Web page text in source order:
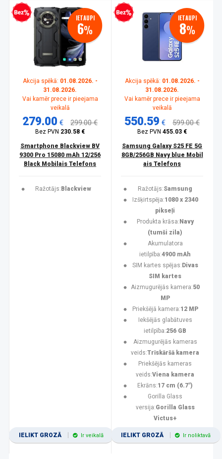
kredīts IETAUPI
6%
Akcija spēkā: 01.08.2026. -
31.08.2026.
Vai kamēr prece ir pieejama
veikalā
279.00 € 299.00 €
Bez PVN 230.58 €
Smartphone Blackview BV
9300 Pro 15080 mAh 12/256
Black Mobilais Telefons
Ražotājs: Blackview
IELIKT GROZĀ Ir veikalā
Bezprocentu kredīts IETAUPI
8%
Akcija spēkā: 01.08.2026. -
31.08.2026.
Vai kamēr prece ir pieejama
veikalā
550.59 € 599.00 €
Bez PVN455.03 €
Samsung Galaxy S25 FE 5G
8GB/256GB Navy blue Mobil
ais Telefons
Ražotājs:Samsung
Izšķirtspēja:1080 x 2340
pikseļi
Produkta krāsa: Navy
(tumši zila)
Akumulatora
ietilpība:4900 mAh
SIM kartes spējas: Divas
SIM kartes
Aizmugurējās kamera:50
MP
Priekšējā kamera:12 MP
Iekšējās glabātuves
ietilpība:256 GB
Aizmugurējās kameras
veids:Trīskāršā kamera
Priekšējās kameras
veids:Viena kamera
Ekrāns:17 cm (6.7")
Gorilla Glass
versija:Gorilla Glass
Victus+
IELIKT GROZĀ Ir noliktavā